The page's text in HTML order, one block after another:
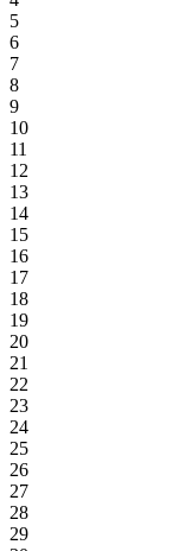
5
6
7
8
9
10
11
12
13
14
15
16
17
18
19
20
21
22
23
24
25
26
27
28
29